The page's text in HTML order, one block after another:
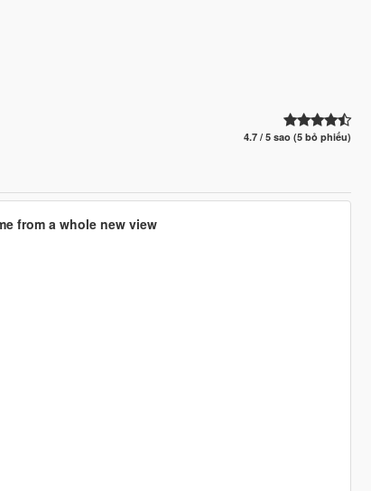
4.7 / 5 sao (5 bỏ phiếu)
from a whole new view